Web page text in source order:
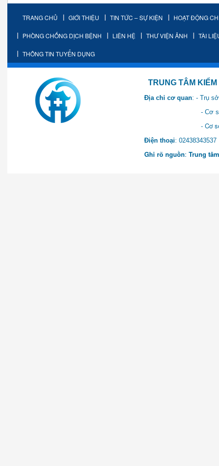
TRANG CHỦ GIỚI THIỆU TIN TỨC – SỰ KIỆN HOẠT ĐỘNG
PHÒNG CHỐNG DỊCH BỆNH LIÊN HỆ THƯ VIỆN ẢNH TÀI
THÔNG TIN TUYỂN DỤNG
TRUNG TÂM KIỂM SOÁT
Địa chỉ cơ quan: - Trụ
- Cơ sở 2: Khu Hành
- Cơ sở 3: Số 1 Ngõ 2
Điện thoại:
Ghi rõ nguồn: Trung